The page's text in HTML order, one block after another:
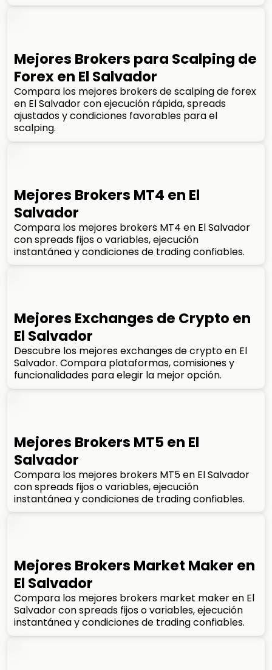
Mejores Brokers para Scalping de
Forex en El Salvador
Compara los mejores brokers de scalping de forex
en El Salvador con ejecución rápida, spreads
ajustados y condiciones favorables para el
scalping.
Mejores Brokers MT4 en El
Salvador
Compara los mejores brokers MT4 en El Salvador
con spreads fijos o variables, ejecución
instantánea y condiciones de trading confiables.
Mejores Exchanges de Crypto en
El Salvador
Descubre los mejores exchanges de crypto en El
Salvador. Compara plataformas, comisiones y
funcionalidades para elegir la mejor opción.
Mejores Brokers MT5 en El
Salvador
Compara los mejores brokers MT5 en El Salvador
con spreads fijos o variables, ejecución
instantánea y condiciones de trading confiables.
Mejores Brokers Market Maker en
El Salvador
Compara los mejores brokers market maker en El
Salvador con spreads fijos o variables, ejecución
instantánea y condiciones de trading confiables.